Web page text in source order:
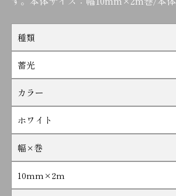
種類
蓄光
カラー
ホワイト
幅×巻
10mm×2m